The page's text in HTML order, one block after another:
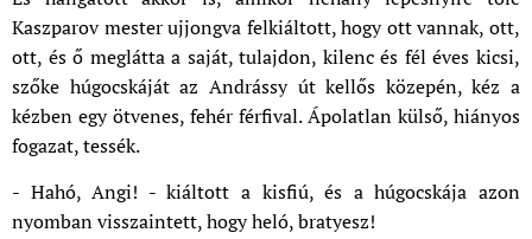
Kaszparov mester ujjongva felkiáltott, hogy ott vannak, ott,
ott, és ő meglátta a saját, tulajdon, kilenc és fél éves kicsi,
szőke húgocskáját az Andrássy út kellős közepén, kéz a
kézben egy ötvenes, fehér férfival. Ápolatlan külső, hiányos
fogazat, tessék.
- Hahó, Angi! - kiáltott a kisfiú, és a húgocskája azon
nyomban visszaintett, hogy heló, bratyesz!